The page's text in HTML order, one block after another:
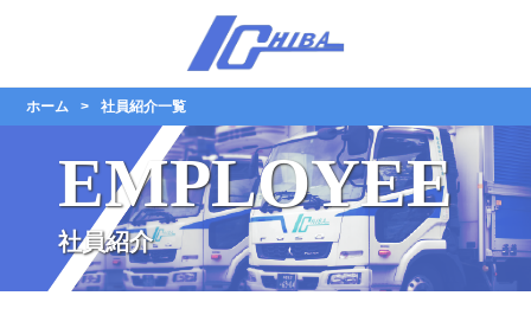
ホーム 社員紹介一覧
EMPLOYEE
社員紹介